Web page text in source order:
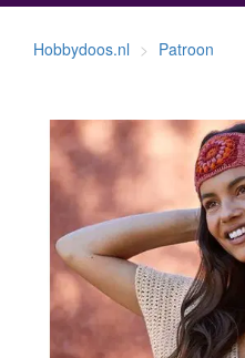
Hobbydoos.nl Patroon